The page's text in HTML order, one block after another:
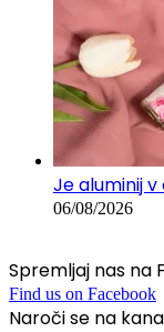
Je aluminij
06/08/2026
Spremljaj nas na
Find us on Facebook
Naroči se na